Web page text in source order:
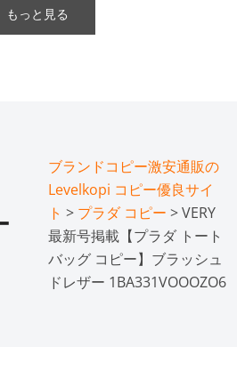
もっと見る
ブランドコピー激安通販の
Levelkopi コピー優良サイ
ト > プラダ コピー > VERY
最新号掲載【プラダ トート
バッグ コピー】ブラッシュ
ドレザー 1BA331VOOOZO6